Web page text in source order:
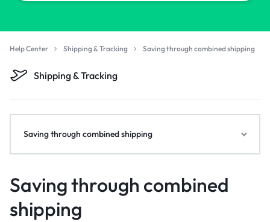
Help Center Shipping & Tracking Saving through combined shipping
Shipping & Tracking
Saving through combined
shipping
Saving through combined shipping